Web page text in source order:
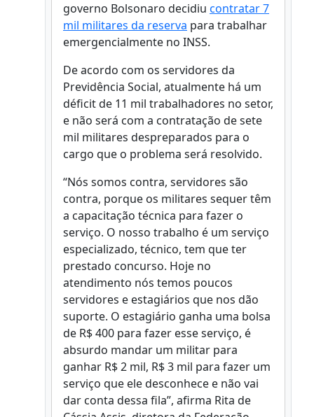
governo Bolsonaro decidiu contratar 7
mil militares da reserva para trabalhar
emergencialmente no INSS.
De acordo com os servidores da
Previdência Social, atualmente há um
déficit de 11 mil trabalhadores no setor,
e não será com a contratação de sete
mil militares despreparados para o
cargo que o problema será resolvido.
“Nós somos contra, servidores são
contra, porque os militares sequer têm
a capacitação técnica para fazer o
serviço. O nosso trabalho é um serviço
especializado, técnico, tem que ter
prestado concurso. Hoje no
atendimento nós temos poucos
servidores e estagiários que nos dão
suporte. O estagiário ganha uma bolsa
de R$ 400 para fazer esse serviço, é
absurdo mandar um militar para
ganhar R$ 2 mil, R$ 3 mil para fazer um
serviço que ele desconhece e não vai
dar conta dessa fila”, afirma Rita de